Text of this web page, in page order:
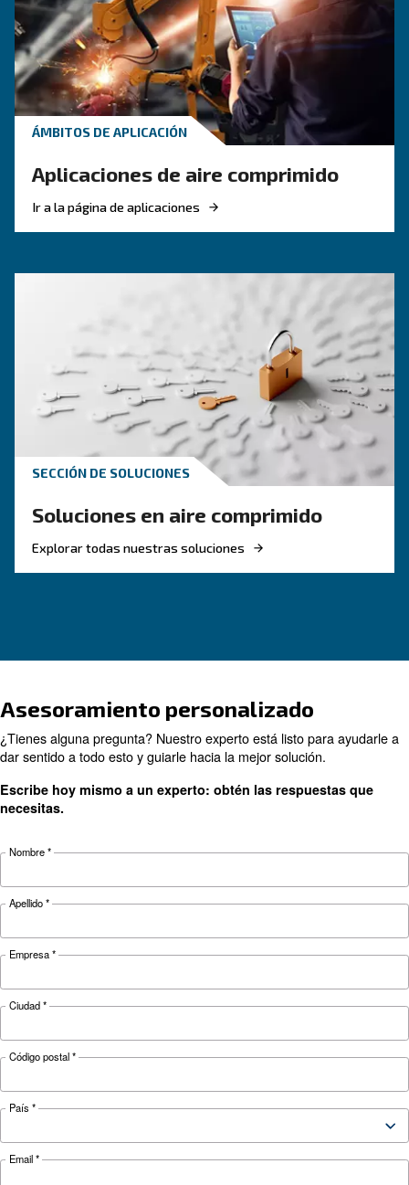
Compresor de aire para el
sector farmacéutico:
garantizar un aire
limpio y fiable
Guía de aire comprimido farmacéutico: por
importante la pureza, exento de aceite frente a
inundado de aceite, clases ISO 8573-1, usos y
Lo que debe saber sobre
Guía de compresores de aire dental: unidades
de aceite y silenciosas que suministran aire
seco a las piezas de mano. Características
dimensionamiento, tecnología inteligente,
trabajo del 100 % y cuidado.
¿Busca el producto adecuado